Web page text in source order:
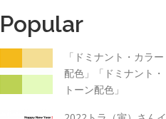
Popular
「ドミナント・カラー
配色」「ドミナント・
トーン配色」